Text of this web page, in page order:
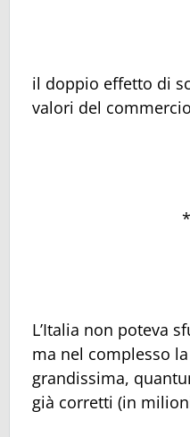
il doppio effetto di
valori del
L’Italia non poteva
ma nel complesso
grandissima,
già corretti (in